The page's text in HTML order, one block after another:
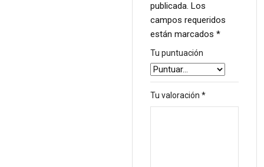
publicada. Los
campos requeridos
están marcados *
Tu puntuación
Tu valoración *